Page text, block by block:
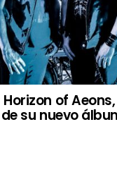
Horizon of
su nuevo